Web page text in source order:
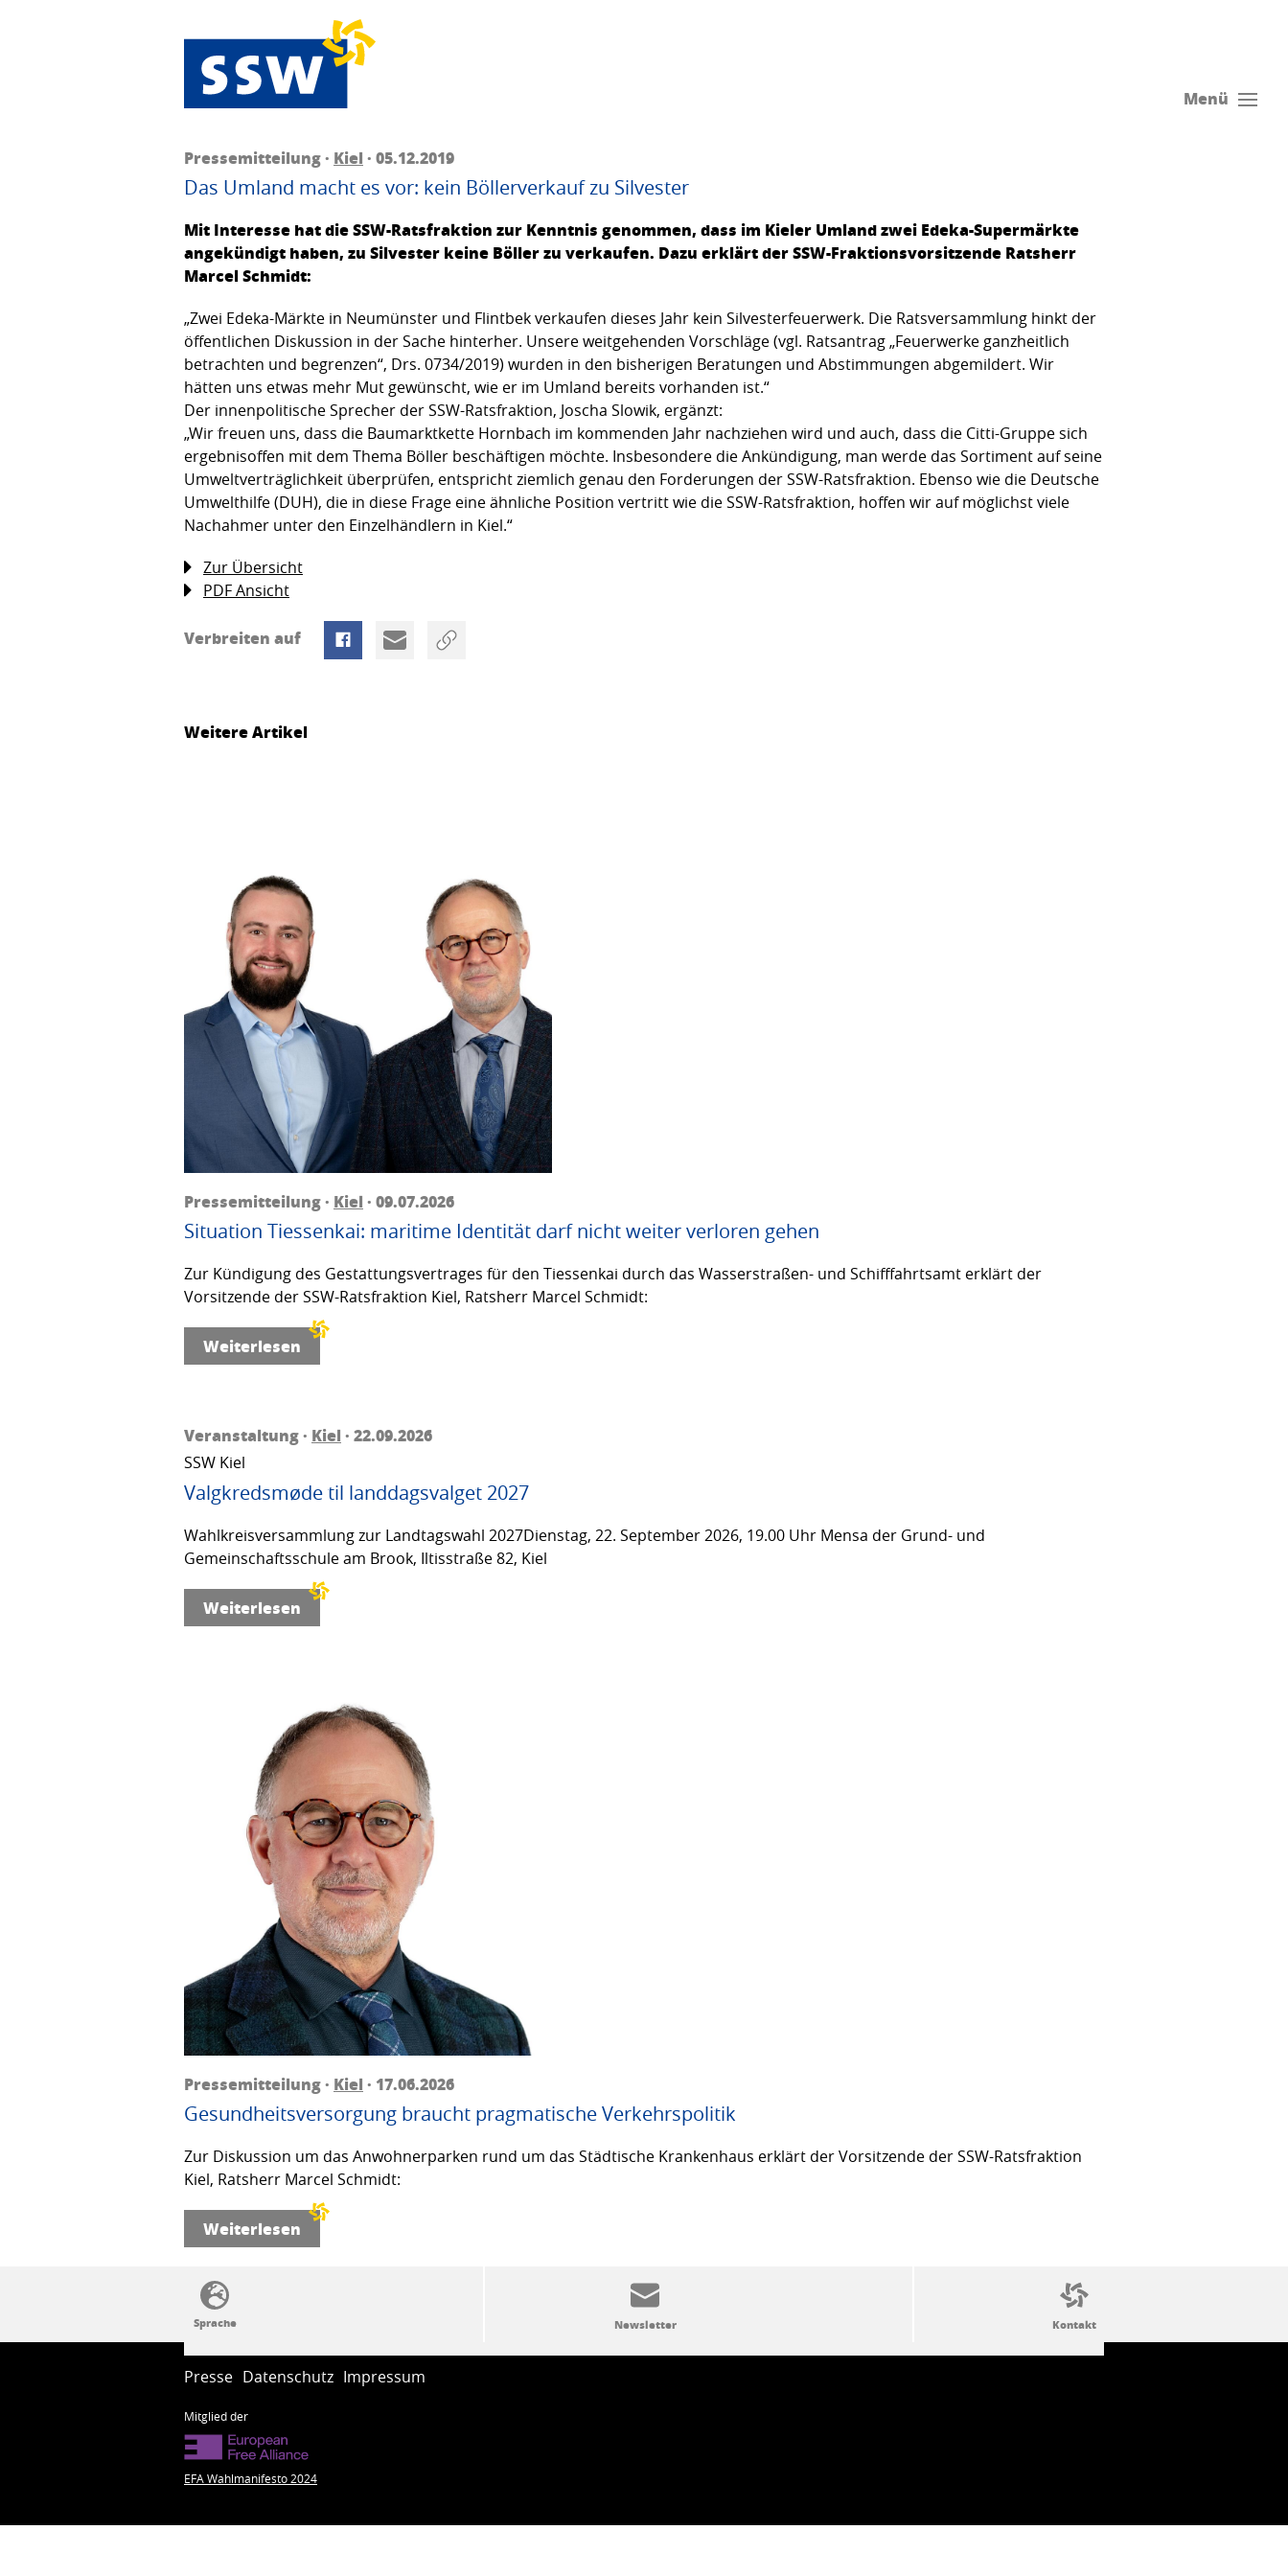
Menü
Pressemitteilung · Kiel · 05.12.2019
Das Umland macht es vor: kein Böllerverkauf zu Silvester
Mit Interesse hat die SSW-Ratsfraktion zur Kenntnis genommen, dass im Kieler Umland zwei Edeka-Supermärkte
angekündigt haben, zu Silvester keine Böller zu verkaufen. Dazu erklärt der SSW-Fraktionsvorsitzende Ratsherr
Marcel Schmidt:
„Zwei Edeka-Märkte in Neumünster und Flintbek verkaufen dieses Jahr kein Silvesterfeuerwerk. Die Ratsversammlung hinkt der
öffentlichen Diskussion in der Sache hinterher. Unsere weitgehenden Vorschläge (vgl. Ratsantrag „Feuerwerke ganzheitlich
betrachten und begrenzen“, Drs. 0734/2019) wurden in den bisherigen Beratungen und Abstimmungen abgemildert. Wir
hätten uns etwas mehr Mut gewünscht, wie er im Umland bereits vorhanden ist.“
Der innenpolitische Sprecher der SSW-Ratsfraktion, Joscha Slowik, ergänzt:
„Wir freuen uns, dass die Baumarktkette Hornbach im kommenden Jahr nachziehen wird und auch, dass die Citti-Gruppe sich
ergebnisoffen mit dem Thema Böller beschäftigen möchte. Insbesondere die Ankündigung, man werde das Sortiment auf seine
Umweltverträglichkeit überprüfen, entspricht ziemlich genau den Forderungen der SSW-Ratsfraktion. Ebenso wie die Deutsche
Umwelthilfe (DUH), die in diese Frage eine ähnliche Position vertritt wie die SSW-Ratsfraktion, hoffen wir auf möglichst viele
Nachahmer unter den Einzelhändlern in Kiel.“
Zur Übersicht
PDF Ansicht
Verbreiten auf
Weitere Artikel
Pressemitteilung · Kiel · 09.07.2026
Situation Tiessenkai: maritime Identität darf nicht weiter verloren gehen
Zur Kündigung des Gestattungsvertrages für den Tiessenkai durch das Wasserstraßen- und Schifffahrtsamt erklärt der
Vorsitzende der SSW-Ratsfraktion Kiel, Ratsherr Marcel Schmidt:
Weiterlesen
Veranstaltung · Kiel · 22.09.2026
SSW Kiel
Valgkredsmøde til landdagsvalget 2027
Wahlkreisversammlung zur Landtagswahl 2027Dienstag, 22. September 2026, 19.00 Uhr Mensa der Grund- und
Gemeinschaftsschule am Brook, Iltisstraße 82, Kiel
Weiterlesen
Pressemitteilung · Kiel · 17.06.2026
Gesundheitsversorgung braucht pragmatische Verkehrspolitik
Zur Diskussion um das Anwohnerparken rund um das Städtische Krankenhaus erklärt der Vorsitzende der SSW-Ratsfraktion
Kiel, Ratsherr Marcel Schmidt:
Weiterlesen
SSW-Politik von A bis Z
Presse Datenschutz Impressum
Mitglied der
EFA Wahlmanifesto 2024